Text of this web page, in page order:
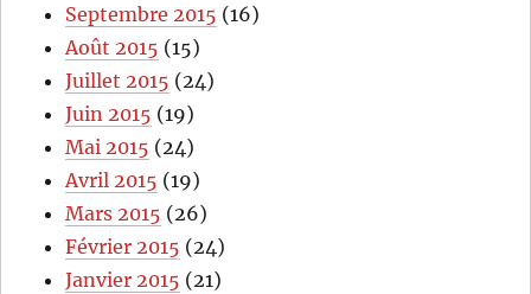
Septembre 2015 (16)
Août 2015 (15)
Juillet 2015 (24)
Juin 2015 (19)
Mai 2015 (24)
Avril 2015 (19)
Mars 2015 (26)
Février 2015 (24)
Janvier 2015 (21)